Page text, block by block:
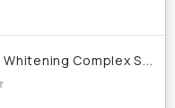
M
EDISEI Panthenol Extra 10 Days Whitening Complex Serum Προσώπου για Λεύκανση